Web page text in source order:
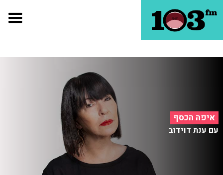
איפה הכסף
עם ענת דוידוב